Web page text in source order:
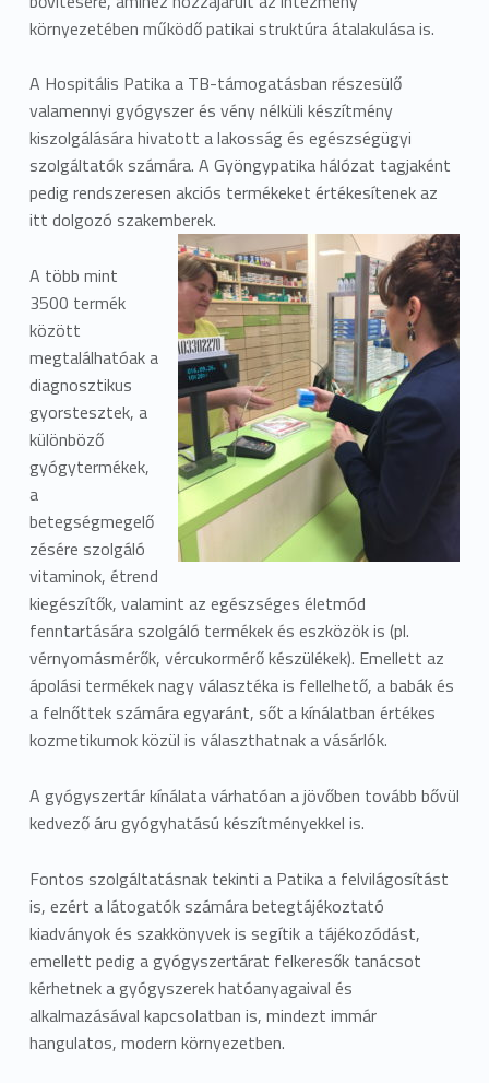
környezetében működő patikai struktúra átalakulása is.
A Hospitális Patika a TB-támogatásban részesülő
valamennyi gyógyszer és vény nélküli készítmény
kiszolgálására hivatott a lakosság és egészségügyi
szolgáltatók számára. A Gyöngypatika hálózat tagjaként
pedig rendszeresen akciós termékeket értékesítenek az
itt dolgozó szakemberek.
A több mint
3500 termék
között
megtalálhatóak a
diagnosztikus
gyorstesztek, a
különböző
gyógytermékek,
a
betegségmegelő
zésére szolgáló
vitaminok, étrend
kiegészítők, valamint az egészséges életmód
fenntartására szolgáló termékek és eszközök is (pl.
vérnyomásmérők, vércukormérő készülékek). Emellett az
ápolási termékek nagy választéka is fellelhető, a babák és
a felnőttek számára egyaránt, sőt a kínálatban értékes
kozmetikumok közül is választhatnak a vásárlók.
A gyógyszertár kínálata várhatóan a jövőben tovább bővül
kedvező áru gyógyhatású készítményekkel is.
Fontos szolgáltatásnak tekinti a Patika a felvilágosítást
is, ezért a látogatók számára betegtájékoztató
kiadványok és szakkönyvek is segítik a tájékozódást,
emellett pedig a gyógyszertárat felkeresők tanácsot
kérhetnek a gyógyszerek hatóanyagaival és
alkalmazásával kapcsolatban is, mindezt immár
hangulatos, modern környezetben.